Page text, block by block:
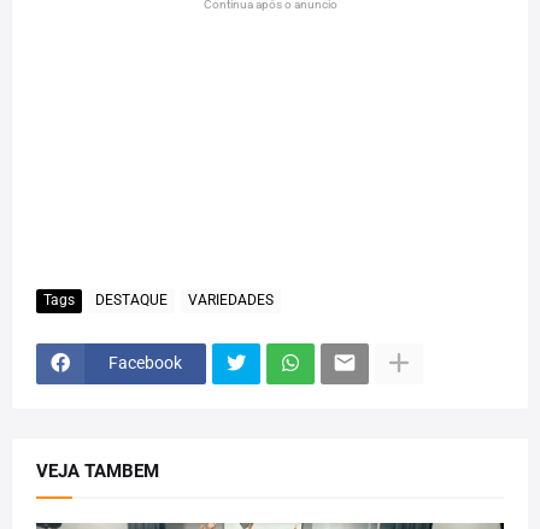
Continua após o anuncio
Tags DESTAQUE VARIEDADES
Facebook
VEJA TAMBEM